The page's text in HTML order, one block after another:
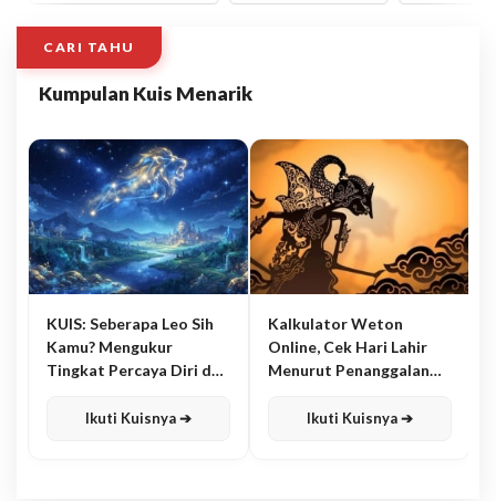
CARI TAHU
Kumpulan Kuis Menarik
KUIS: Seberapa Leo Sih
Kamu? Mengukur
Tingkat Percaya Diri dan
Ikuti Kuisnya ➔
Kalkulator Weton
Online, Cek Hari Lahir
Menurut Penanggalan
Ikuti Kuisnya ➔